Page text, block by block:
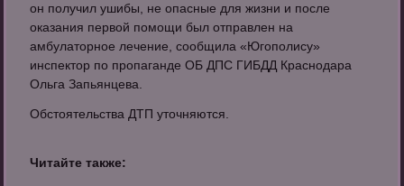
он получил ушибы, не опасные для жизни и после
оказания первой помощи был отправлен на
амбулаторное лечение, сообщила «Югополису»
инспектор по пропаганде ОБ ДПС ГИБДД Краснодара
Ольга Запьянцева.
Обстоятельства ДТП уточняются.
Читайте также: